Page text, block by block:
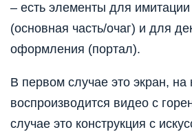
– есть элементы для
(основная часть/очаг) и для
оформления (портал).
В первом случае это экран, на
воспроизводится видео с
случае это конструкция с